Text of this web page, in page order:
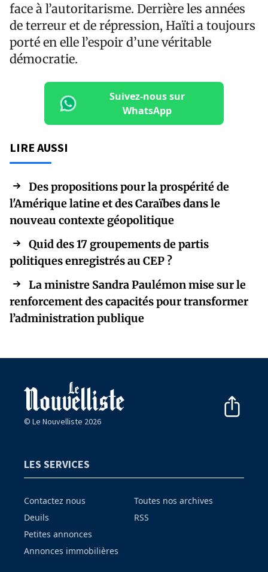
face à l’autoritarisme. Derrière les années
de terreur et de répression, Haïti a toujours
porté en elle l’espoir d’une véritable
démocratie.
Suivez-nous sur
WhatsApp
LIRE AUSSI
Des propositions pour la prospérité de
l'Amérique latine et des Caraïbes dans le
nouveau contexte géopolitique
Quid des 17 groupements de partis
politiques enregistrés au CEP ?
La ministre Sandra Paulémon mise sur le
renforcement des capacités pour transformer
l’administration publique
© Le Nouvelliste 2026
LES SERVICES
Contactez nous
Deuils
Petites annonces
Annonces immobilières
Toutes nos archives
RSS